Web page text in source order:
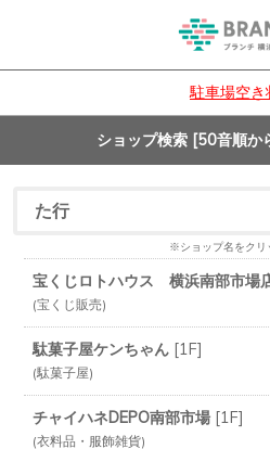
駐車場空き
ショップ検索 [50音順か
た行
※ショップ名をクリ
宝くじロトハウス 横浜南部市場
宝くじ販売
駄菓子屋ケンちゃん [1F]
駄菓子屋
チャイハネDEPO南部市場 [1F]
衣料品・服飾雑貨